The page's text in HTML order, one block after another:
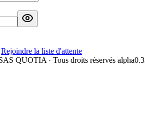
Rejoindre la liste d'attente
QUOTIA · Tous droits réservés alpha